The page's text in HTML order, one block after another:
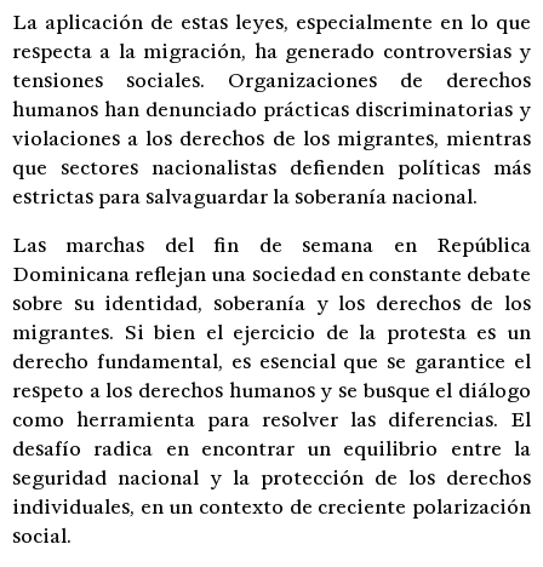
La aplicación de estas leyes, especialmente en lo que
respecta a la migración, ha generado controversias y
tensiones sociales. Organizaciones de derechos
humanos han denunciado prácticas discriminatorias y
violaciones a los derechos de los migrantes, mientras
que sectores nacionalistas defienden políticas más
estrictas para salvaguardar la soberanía nacional.
Las marchas del fin de semana en República
Dominicana reflejan una sociedad en constante debate
sobre su identidad, soberanía y los derechos de los
migrantes. Si bien el ejercicio de la protesta es un
derecho fundamental, es esencial que se garantice el
respeto a los derechos humanos y se busque el diálogo
como herramienta para resolver las diferencias. El
desafío radica en encontrar un equilibrio entre la
seguridad nacional y la protección de los derechos
individuales, en un contexto de creciente polarización
social.